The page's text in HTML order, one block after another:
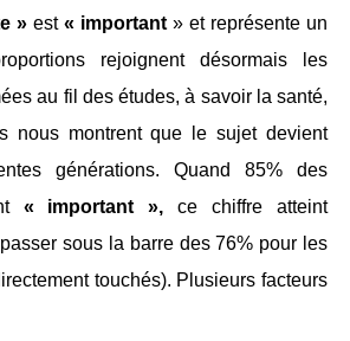
»est « important» et représente un
rejoignent désormais les
au fil des études, à savoir la santé,
nous montrent que le sujet devient
générations. Quand 85% des
« important », ce chiffre atteint
sous la barre des 76% pour les
touchés). Plusieurs facteurs